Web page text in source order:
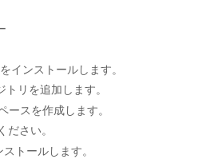
インストールします。
リを追加します。
ースを作成します。
ださい。
トールします。